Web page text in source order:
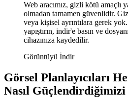
Web aracımız, gizli kötü amaçlı
olmadan tamamen güvenlidir.
veya kişisel ayrıntılara gerek yok.
yapıştırın, indir'e basın ve
cihazınıza kaydedilir.
Görüntüyü İndir
Görsel Planlayıcıları
Nasıl